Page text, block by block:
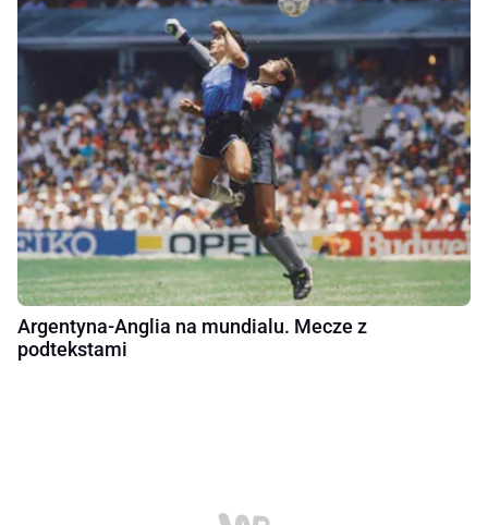
Argentyna-Anglia na mundialu. Mecze z
podtekstami